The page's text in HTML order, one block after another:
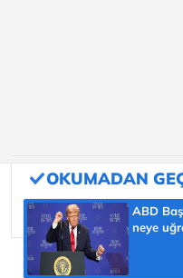
ABD
neye